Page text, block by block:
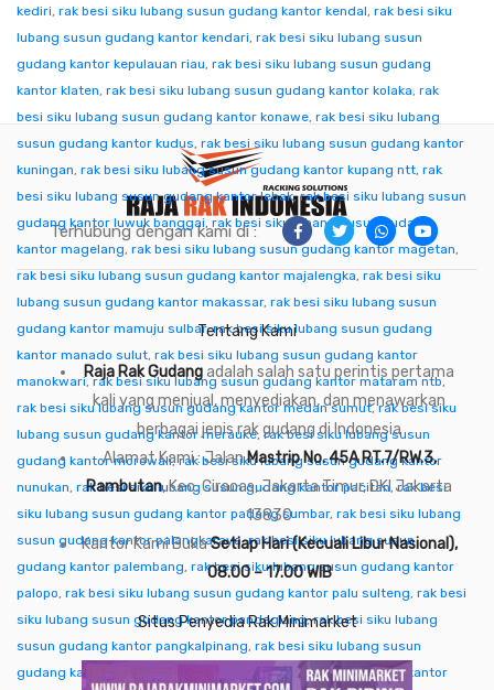
kediri, rak besi siku lubang susun gudang kantor kendal, rak besi siku
lubang susun gudang kantor kendari, rak besi siku lubang susun
gudang kantor kepulauan riau, rak besi siku lubang susun gudang
kantor klaten, rak besi siku lubang susun gudang kantor kolaka, rak
besi siku lubang susun gudang kantor konawe, rak besi siku lubang
susun gudang kantor kudus, rak besi siku lubang susun gudang kantor
kuningan, rak besi siku lubang susun gudang kantor kupang ntt, rak
besi siku lubang susun gudang kantor lebak,rak besi siku lubang susun
gudang kantor luwuk banggai, rak besi siku lubang susun gudang
kantor magelang, rak besi siku lubang susun gudang kantor magetan,
rak besi siku lubang susun gudang kantor majalengka, rak besi siku
lubang susun gudang kantor makassar, rak besi siku lubang susun
gudang kantor mamuju sulbar,rak besi siku lubang susun gudang
kantor manado sulut, rak besi siku lubang susun gudang kantor
manokwari,rak besi siku lubang susun gudang kantor mataram ntb,
rak besi siku lubang susun gudang kantor medan sumut,rak besi siku
lubang susun gudang kantor merauke,rak besi siku lubang susun
gudang kantor morowali,rak besi siku lubang susun gudang kantor
nunukan, rak besi siku lubang susun gudang kantor pacitan,rak besi
siku lubang susun gudang kantor padang sumbar, rak besi siku lubang
susun gudang kantor palangkaraya,rak besi siku lubang susun
gudang kantor palembang, rak besi siku lubang susun gudang kantor
palopo, rak besi siku lubang susun gudang kantor palu sulteng, rak besi
siku lubang susun gudang kantor pandeglang,rak besi siku lubang
susun gudang kantor pangkalpinang, rak besi siku lubang susun
gudang kantor pare-pare
rak besi siku lubang susun gudang kantor
Terhubung dengan kami di :
Tentang Kami
Raja Rak Gudangadalah salah satu perintis pertama
kali yang menjual, menyediakan, dan menawarkan
berbagai jenis rak gudang di Indonesia
Alamat Kami : JalanMastrip No. 45A RT.7/RW.3,
Rambutan, Kec. Ciracas, Jakarta Timur, DKI Jakarta
13830
Kantor Kami BukaSetiap Hari (Kecuali Libur Nasional),
08.00 – 17.00 WIB
Situs Penyedia Rak Minimarket